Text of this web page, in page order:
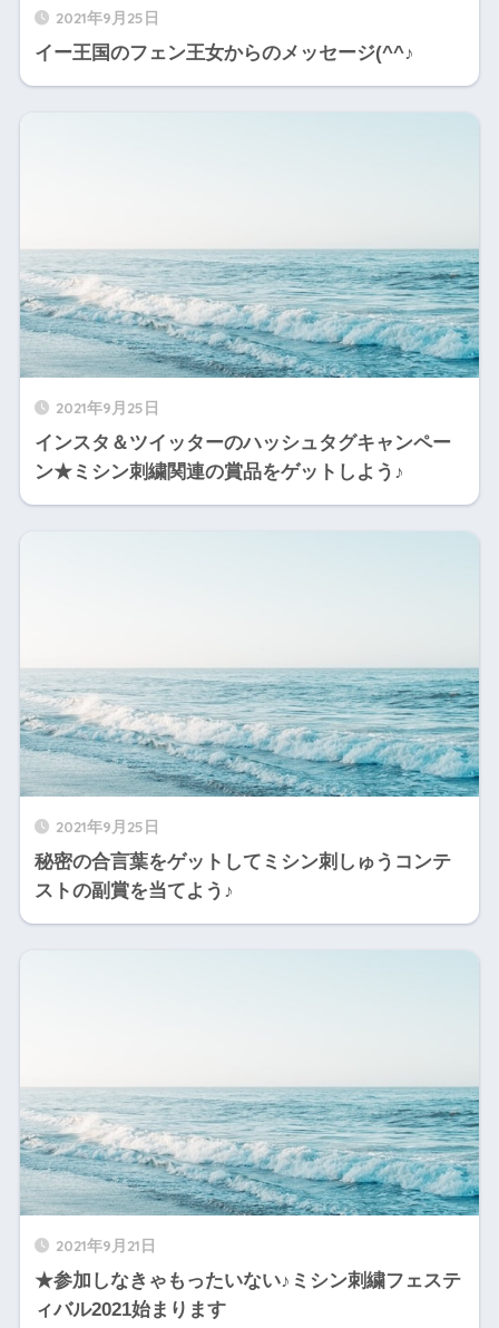
2021年9月25日
イー王国のフェン王女からのメッセージ(^^♪
2021年9月25日
インスタ＆ツイッターのハッシュタグキャンペー
ン★ミシン刺繍関連の賞品をゲットしよう♪
2021年9月25日
秘密の合言葉をゲットしてミシン刺しゅうコンテ
ストの副賞を当てよう♪
2021年9月21日
★参加しなきゃもったいない♪ミシン刺繍フェステ
ィバル2021始まります